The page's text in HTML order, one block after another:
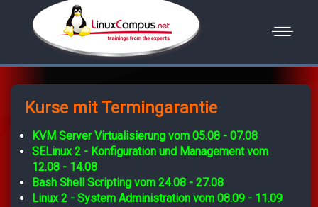
Kurse mit Termingarantie
KVM Server Virtualisierung vom 05.08 - 07.08
SELinux 2 - Konfiguration und Management vom
12.08 - 14.08
Bash Shell Scripting vom 24.08 - 27.08
Linux 2 - System Administration vom 08.09 - 11.09